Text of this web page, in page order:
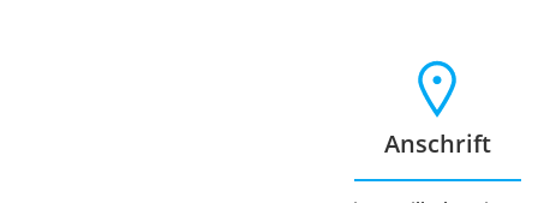
Anschrift